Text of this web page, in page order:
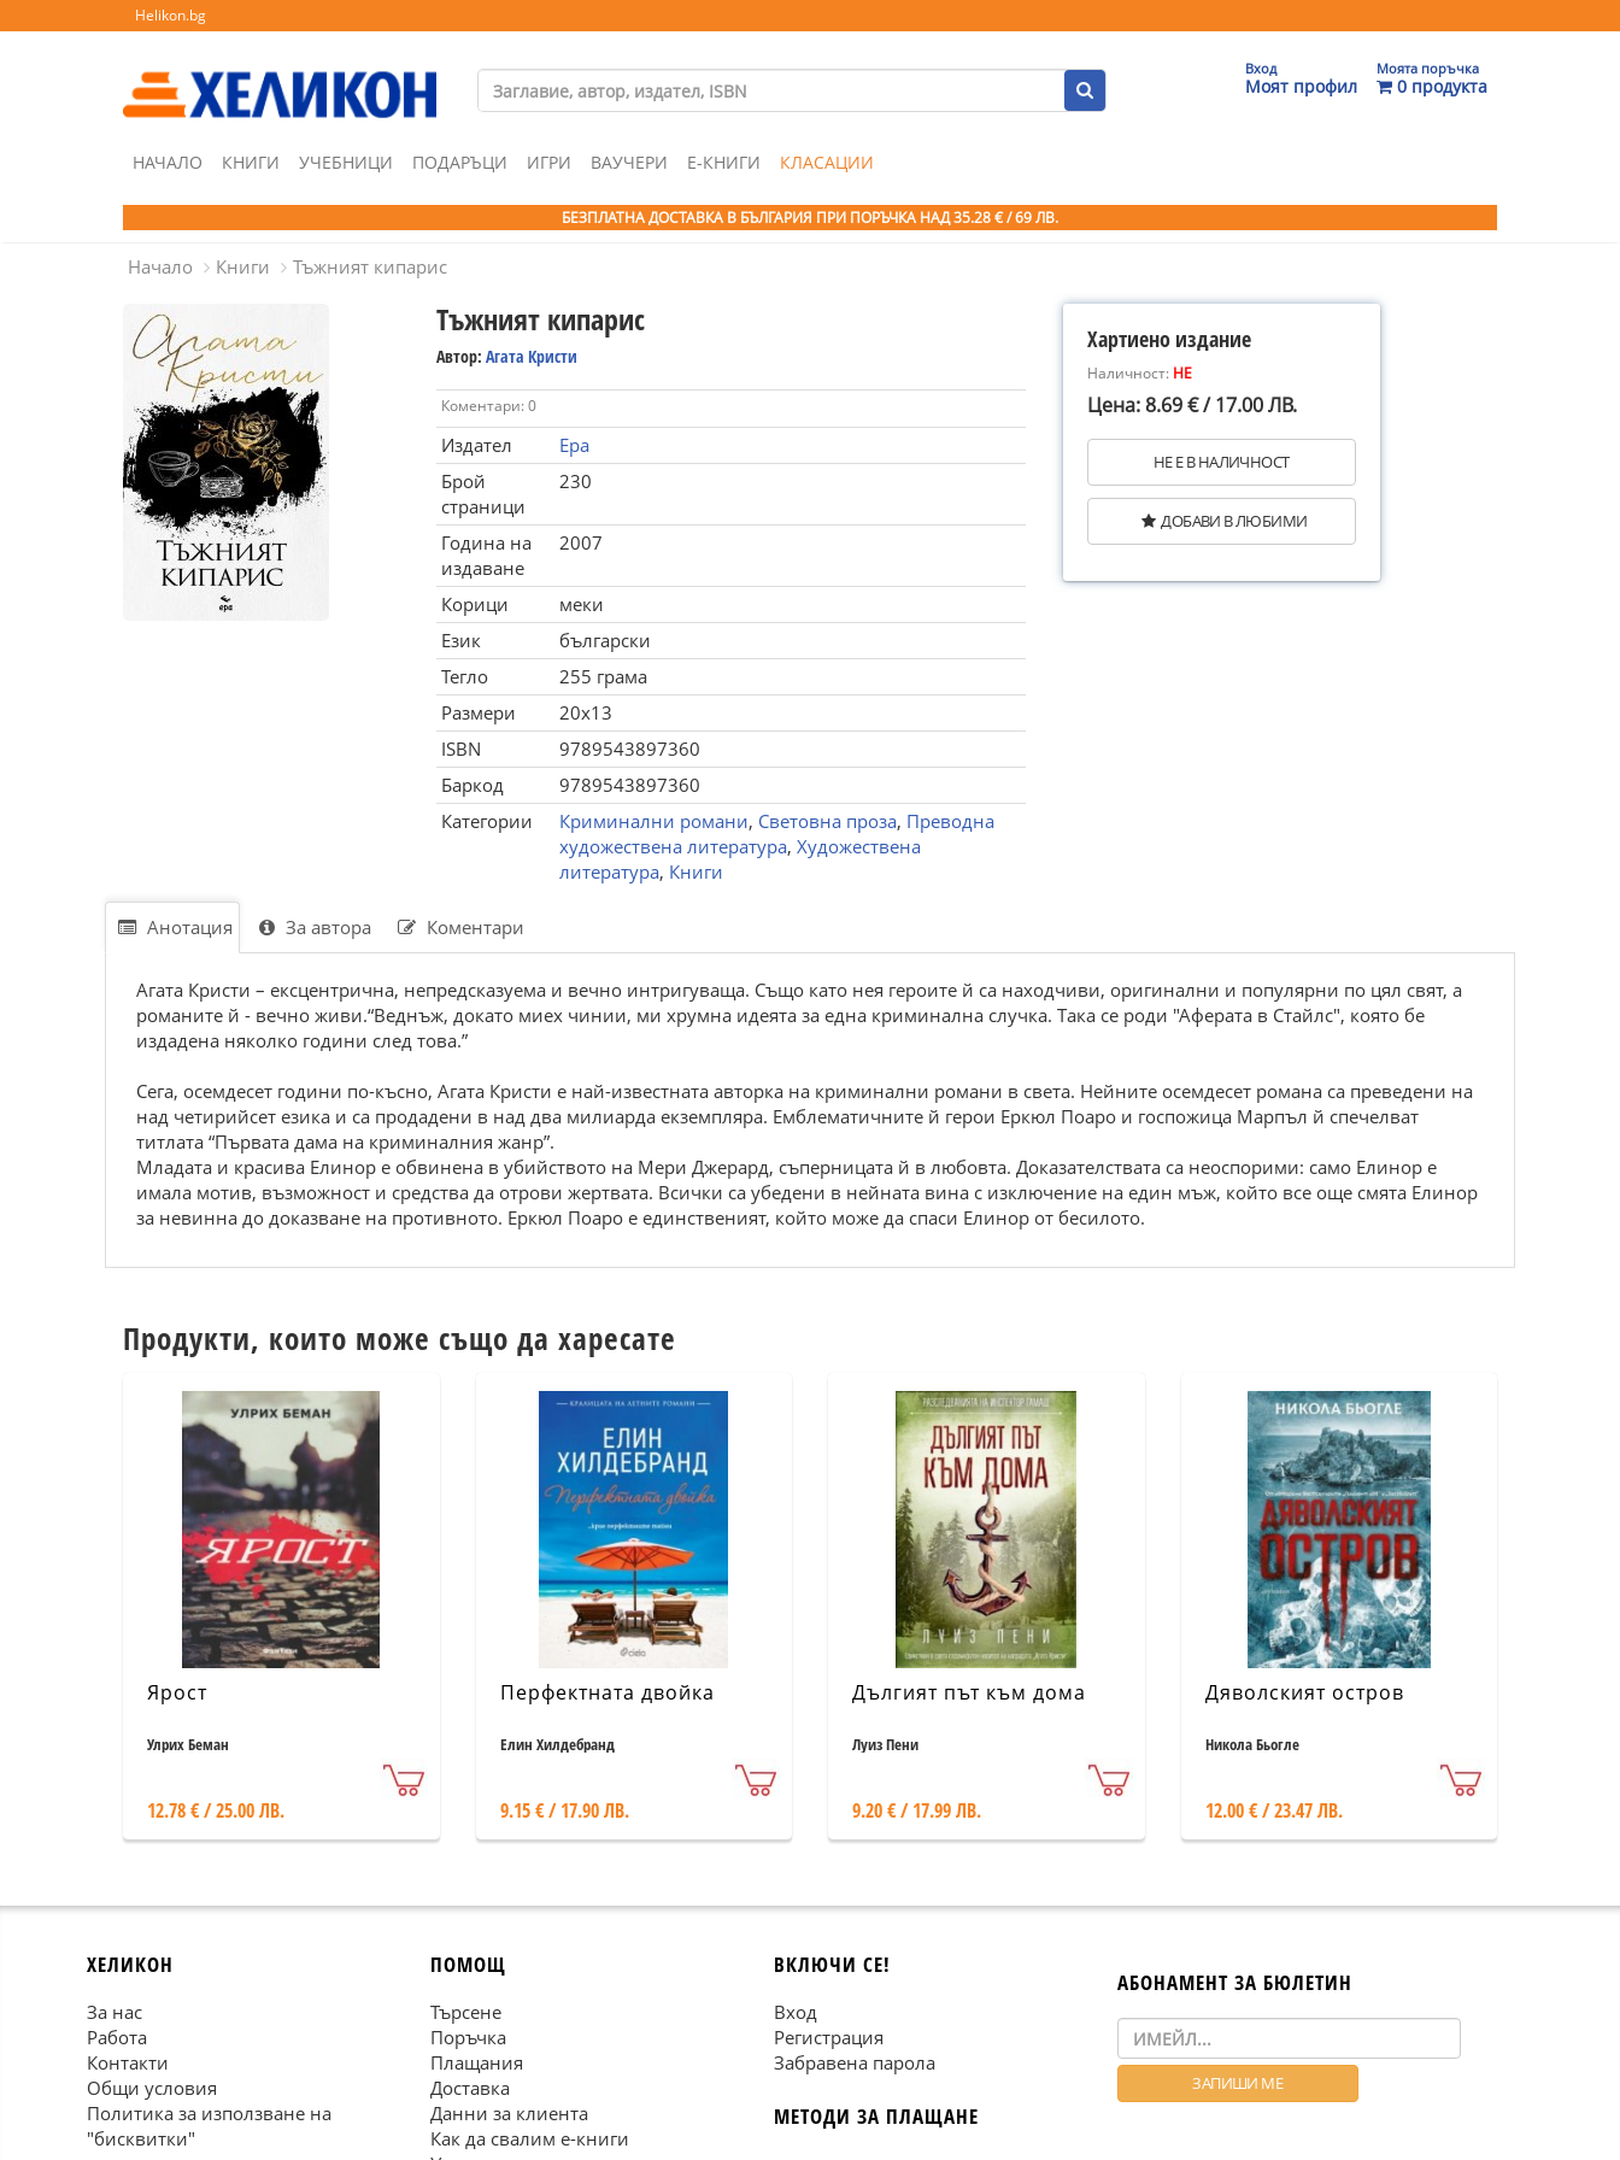
Helikon.bg
Вход
Моят профил
Моята поръчка
0 продукта
НАЧАЛО КНИГИ УЧЕБНИЦИ ПОДАРЪЦИ ИГРИ ВАУЧЕРИ Е-КНИГИ КЛАСАЦИИ
БЕЗПЛАТНА ДОСТАВКА В БЪЛГАРИЯ ПРИ ПОРЪЧКА НАД 35.28 € / 69 ЛВ.
Начало Книги Тъжният кипарис
Тъжният кипарис
Автор: Агата Кристи
Коментари: 0
Издател
Ера
Брой
страници
230
Година на
издаване
2007
Корици
меки
Език
български
Тегло
255 грама
Размери
20x13
ISBN
9789543897360
Баркод
9789543897360
Категории
Криминални романи, Световна проза, Преводна
художествена литература, Художествена
литература, Книги
Хартиено издание
Наличност: НЕ
Цена: 8.69 € / 17.00 ЛВ.
НЕ Е В НАЛИЧНОСТ
ДОБАВИ В ЛЮБИМИ
Анотация За автора Коментари
Агата Кристи – ексцентрична, непредсказуема и вечно интригуваща. Също като нея героите й са находчиви, оригинални и популярни по цял свят, а
романите й - вечно живи.“Веднъж, докато миех чинии, ми хрумна идеята за една криминална случка. Така се роди "Аферата в Стайлс", която бе
издадена няколко години след това.”
Сега, осемдесет години по-късно, Агата Кристи е най-известната авторка на криминални романи в света. Нейните осемдесет романа са преведени на
над четирийсет езика и са продадени в над два милиарда екземпляра. Емблематичните й герои Еркюл Поаро и госпожица Марпъл й спечелват
титлата “Първата дама на криминалния жанр”.
Младата и красива Елинор е обвинена в убийството на Мери Джерард, съперницата й в любовта. Доказателствата са неоспорими: само Елинор е
имала мотив, възможност и средства да отрови жертвата. Всички са убедени в нейната вина с изключение на един мъж, който все още смята Елинор
за невинна до доказване на противното. Еркюл Поаро е единственият, който може да спаси Елинор от бесилото.
Продукти, които може също да харесате
Ярост
Улрих Беман
12.78 € / 25.00 ЛВ.
Перфектната двойка
Елин Хилдебранд
9.15 € / 17.90 ЛВ.
Дългият път към дома
Луиз Пени
9.20 € / 17.99 ЛВ.
Дяволският остров
Никола Бьогле
12.00 € / 23.47 ЛВ.
ХЕЛИКОН
За нас
Работа
Контакти
Общи условия
Политика за използване на
"бисквитки"
ПОМОЩ
Търсене
Поръчка
Плащания
Доставка
Данни за клиента
Как да свалим е-книги
ВКЛЮЧИ СЕ!
Вход
Регистрация
Забравена парола
МЕТОДИ ЗА ПЛАЩАНЕ
АБОНАМЕНТ ЗА БЮЛЕТИН